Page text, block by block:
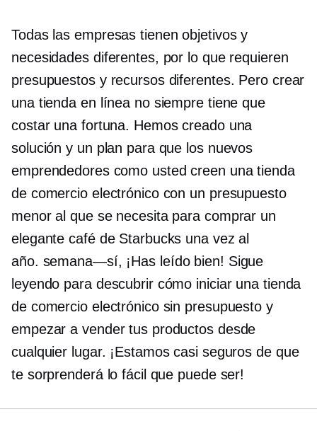
Todas las empresas tienen objetivos y
necesidades diferentes, por lo que requieren
presupuestos y recursos diferentes. Pero crear
una tienda en línea no siempre tiene que
costar una fortuna. Hemos creado una
solución y un plan para que los nuevos
emprendedores como usted creen una tienda
de comercio electrónico con un presupuesto
menor al que se necesita para comprar un
elegante café de Starbucks una vez al
año. semana—sí, ¡Has leído bien! Sigue
leyendo para descubrir cómo iniciar una tienda
de comercio electrónico sin presupuesto y
empezar a vender tus productos desde
cualquier lugar. ¡Estamos casi seguros de que
te sorprenderá lo fácil que puede ser!